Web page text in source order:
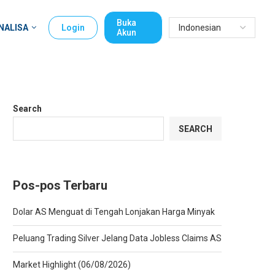
Login
Buka
Akun
Search
SEARCH
Pos-pos Terbaru
Dolar AS Menguat di Tengah Lonjakan Harga Minyak
Peluang Trading Silver Jelang Data Jobless Claims AS
Market Highlight (06/08/2026)